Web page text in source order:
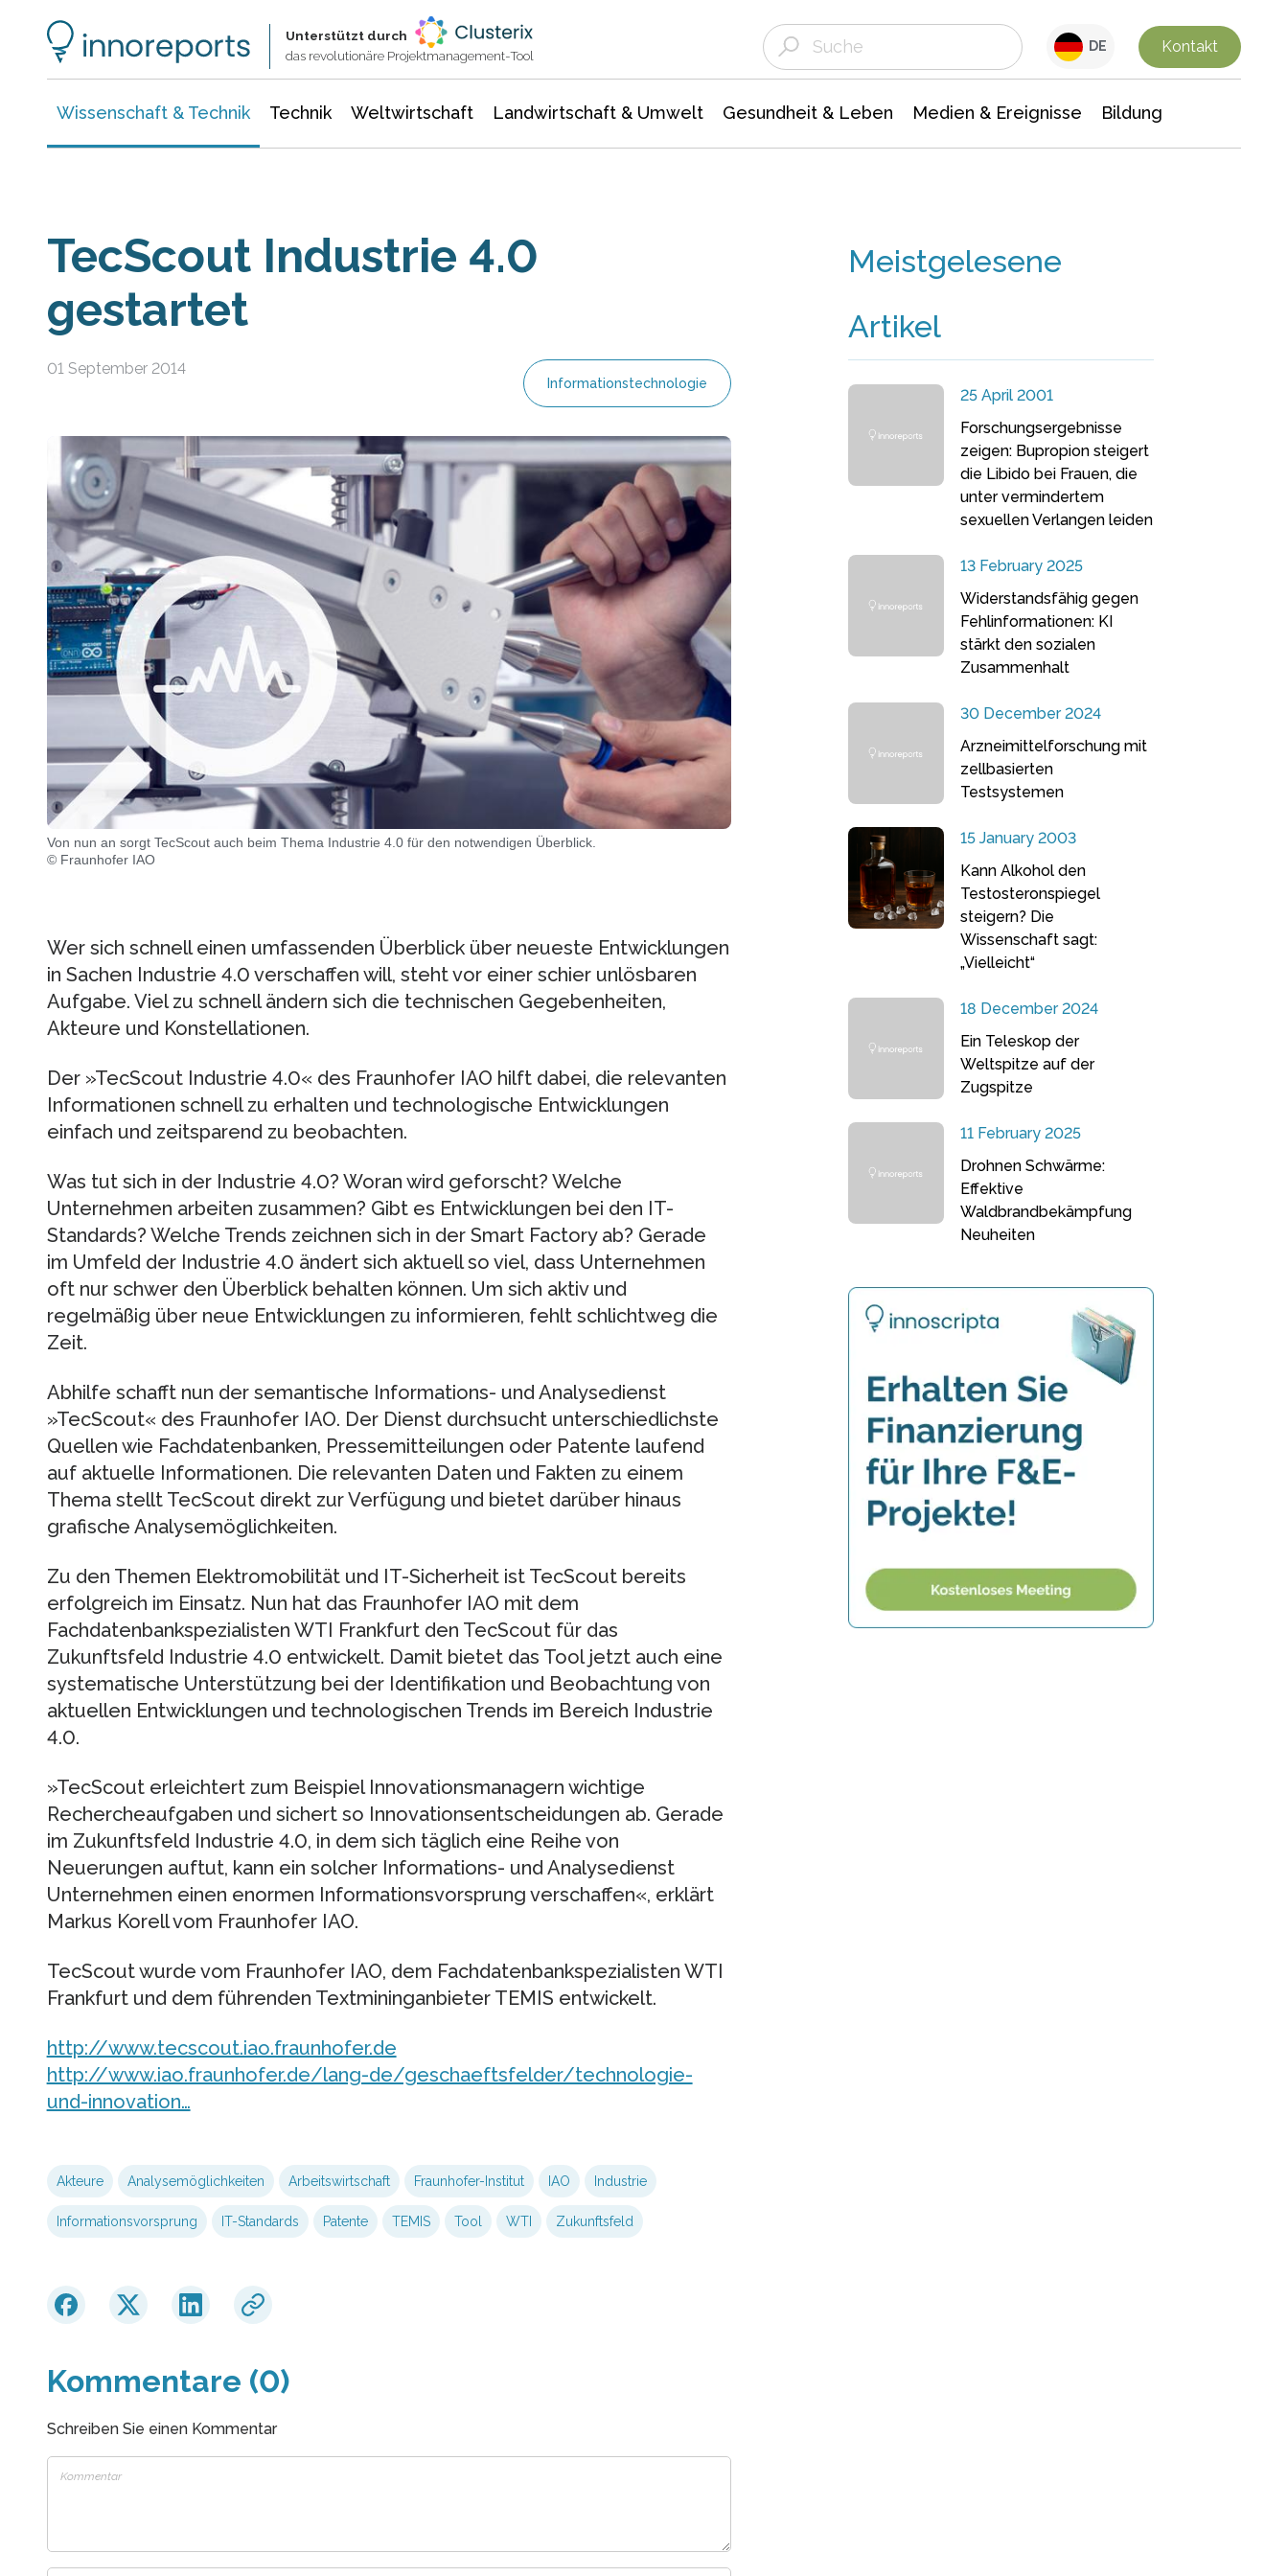
Unterstützt durch
das revolutionäre Projektmanagement-Tool
DE Kontakt
Wissenschaft & Technik Technik Weltwirtschaft Landwirtschaft & Umwelt Gesundheit & Leben Medien & Ereignisse Bildung
TecScout Industrie 4.0
gestartet
01 September 2014
Informationstechnologie
Von nun an sorgt TecScout auch beim Thema Industrie 4.0 für den notwendigen Überblick.
© Fraunhofer IAO
Wer sich schnell einen umfassenden Überblick über neueste Entwicklungen
in Sachen Industrie 4.0 verschaffen will, steht vor einer schier unlösbaren
Aufgabe. Viel zu schnell ändern sich die technischen Gegebenheiten,
Akteure und Konstellationen.
Der »TecScout Industrie 4.0« des Fraunhofer IAO hilft dabei, die relevanten
Informationen schnell zu erhalten und technologische Entwicklungen
einfach und zeitsparend zu beobachten.
Was tut sich in der Industrie 4.0? Woran wird geforscht? Welche
Unternehmen arbeiten zusammen? Gibt es Entwicklungen bei den IT-
Standards? Welche Trends zeichnen sich in der Smart Factory ab? Gerade
im Umfeld der Industrie 4.0 ändert sich aktuell so viel, dass Unternehmen
oft nur schwer den Überblick behalten können. Um sich aktiv und
regelmäßig über neue Entwicklungen zu informieren, fehlt schlichtweg die
Zeit.
Abhilfe schafft nun der semantische Informations- und Analysedienst
»TecScout« des Fraunhofer IAO. Der Dienst durchsucht unterschiedlichste
Quellen wie Fachdatenbanken, Pressemitteilungen oder Patente laufend
auf aktuelle Informationen. Die relevanten Daten und Fakten zu einem
Thema stellt TecScout direkt zur Verfügung und bietet darüber hinaus
grafische Analysemöglichkeiten.
Zu den Themen Elektromobilität und IT-Sicherheit ist TecScout bereits
erfolgreich im Einsatz. Nun hat das Fraunhofer IAO mit dem
Fachdatenbankspezialisten WTI Frankfurt den TecScout für das
Zukunftsfeld Industrie 4.0 entwickelt. Damit bietet das Tool jetzt auch eine
systematische Unterstützung bei der Identifikation und Beobachtung von
aktuellen Entwicklungen und technologischen Trends im Bereich Industrie
4.0.
»TecScout erleichtert zum Beispiel Innovationsmanagern wichtige
Rechercheaufgaben und sichert so Innovationsentscheidungen ab. Gerade
im Zukunftsfeld Industrie 4.0, in dem sich täglich eine Reihe von
Neuerungen auftut, kann ein solcher Informations- und Analysedienst
Unternehmen einen enormen Informationsvorsprung verschaffen«, erklärt
Markus Korell vom Fraunhofer IAO.
TecScout wurde vom Fraunhofer IAO, dem Fachdatenbankspezialisten WTI
Frankfurt und dem führenden Textmininganbieter TEMIS entwickelt.
http://www.tecscout.iao.fraunhofer.de
http://www.iao.fraunhofer.de/lang-de/geschaeftsfelder/technologie-
und-innovation…
Akteure Analysemöglichkeiten Arbeitswirtschaft Fraunhofer-Institut IAO Industrie
Informationsvorsprung IT-Standards Patente TEMIS Tool WTI Zukunftsfeld
Kommentare (0)
Schreiben Sie einen Kommentar
Meistgelesene
Artikel
25 April 2001
Forschungsergebnisse
zeigen: Bupropion steigert
die Libido bei Frauen, die
unter vermindertem
sexuellen Verlangen leiden
13 February 2025
Widerstandsfähig gegen
Fehlinformationen: KI
stärkt den sozialen
Zusammenhalt
30 December 2024
Arzneimittelforschung mit
zellbasierten
Testsystemen
15 January 2003
Kann Alkohol den
Testosteronspiegel
steigern? Die
Wissenschaft sagt:
„Vielleicht“
18 December 2024
Ein Teleskop der
Weltspitze auf der
Zugspitze
11 February 2025
Drohnen Schwärme:
Effektive
Waldbrandbekämpfung
Neuheiten